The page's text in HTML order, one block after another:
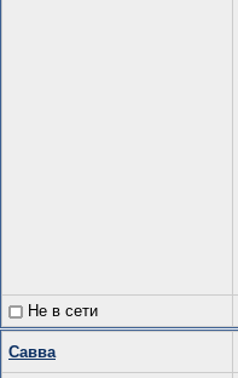
Не в сети
Савва